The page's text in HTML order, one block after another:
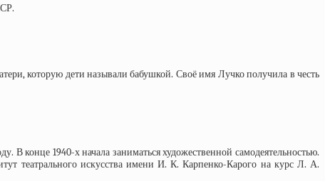
которую дети называли бабушкой. Своё имя Лучко получила в честь
В конце 1940-х начала заниматься художественной самодеятельностью.
театрального искусства имени И. К. Карпенко-Карого на курс Л. А.